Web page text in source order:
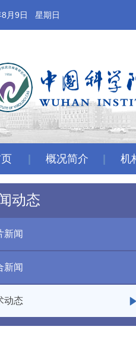
8月9日 星期日
概况简介 机
动态
新闻
新闻
动态